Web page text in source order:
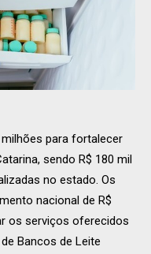
milhões para fortalecer
sendo R$ 180 mil
no estado. Os
nacional de R$
os serviços oferecidos
Bancos de Leite